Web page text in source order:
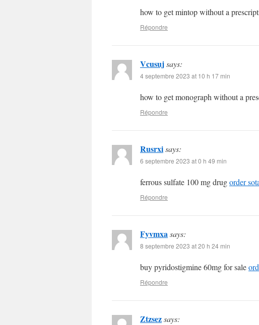
how to get mintop without a
Répondre
Vcusujsays:
4 septembre 2023 at 10 h 17 min
how to get monograph without a
Répondre
Rusrxisays:
6 septembre 2023 at 0 h 49 min
ferrous sulfate 100 mg drugorder
Répondre
Fyvmxasays:
8 septembre 2023 at 20 h 24 min
buy pyridostigmine 60mg for sale
Répondre
Ztzsezsays: